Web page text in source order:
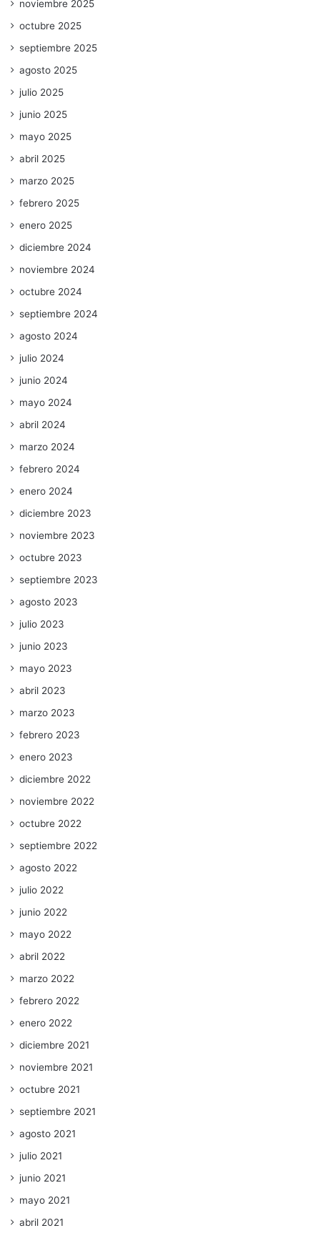
noviembre 2025
octubre 2025
septiembre 2025
agosto 2025
julio 2025
junio 2025
mayo 2025
abril 2025
marzo 2025
febrero 2025
enero 2025
diciembre 2024
noviembre 2024
octubre 2024
septiembre 2024
agosto 2024
julio 2024
junio 2024
mayo 2024
abril 2024
marzo 2024
febrero 2024
enero 2024
diciembre 2023
noviembre 2023
octubre 2023
septiembre 2023
agosto 2023
julio 2023
junio 2023
mayo 2023
abril 2023
marzo 2023
febrero 2023
enero 2023
diciembre 2022
noviembre 2022
octubre 2022
septiembre 2022
agosto 2022
julio 2022
junio 2022
mayo 2022
abril 2022
marzo 2022
febrero 2022
enero 2022
diciembre 2021
noviembre 2021
octubre 2021
septiembre 2021
agosto 2021
julio 2021
junio 2021
mayo 2021
abril 2021